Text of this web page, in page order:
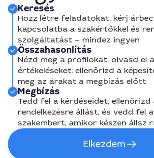
Keresés
Hozz létre feladatokat, kérj
kapcsolatba a szakértőkkel és
szolgáltatást – mindez ingyen
Összahasonlítás
Nézd meg a profilokat, olvasd el
értékeléseket, ellenőrizd a
meg az árakat a megbízás előtt
Megbízás
Tedd fel a kérdéseidet, ellenőrizd
rendelkezésre állást, és vedd fel
szakembert, amikor készen állsz
Elkezdem